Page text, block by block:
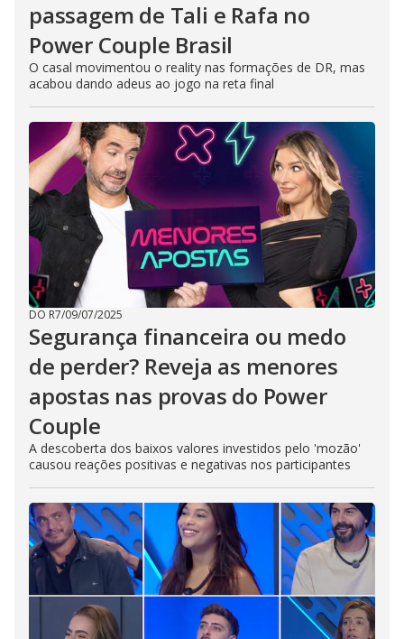
passagem de Tali e Rafa no
Power Couple Brasil
O casal movimentou o reality nas formações de DR, mas
acabou dando adeus ao jogo na reta final
DO R7/09/07/2025
Segurança financeira ou medo
de perder? Reveja as menores
apostas nas provas do Power
Couple
A descoberta dos baixos valores investidos pelo 'mozão'
causou reações positivas e negativas nos participantes